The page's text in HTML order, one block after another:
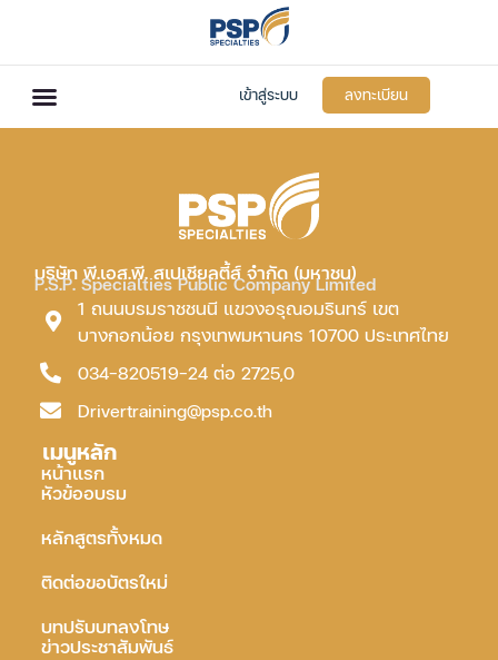
เข้าสู่ระบบ ลงทะเบียน
บริษัท พี.เอส.พี. สเปเชียลตี้ส์ จำกัด (มหาชน)
P.S.P. Specialties Public Company Limited
1 ถนนบรมราชชนนี แขวงอรุณอมรินทร์ เขต
บางกอกน้อย กรุงเทพมหานคร 10700 ประเทศไทย
034-820519-24 ต่อ 2725,0
Drivertraining@psp.co.th
เมนูหลัก
หน้าแรก
หัวข้ออบรม
หลักสูตรทั้งหมด
ติดต่อขอบัตรใหม่
บทปรับบทลงโทษ
ข่าวประชาสัมพันธ์